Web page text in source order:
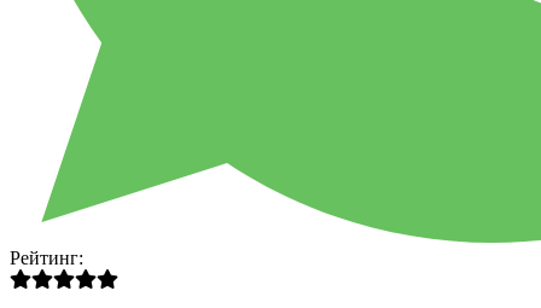
Рейтинг: